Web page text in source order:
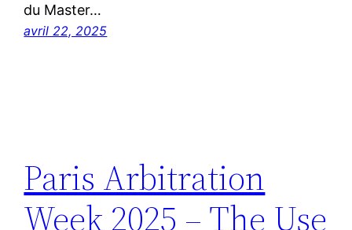
du Master…
avril 22, 2025
Paris Arbitration
Week 2025 – The Use